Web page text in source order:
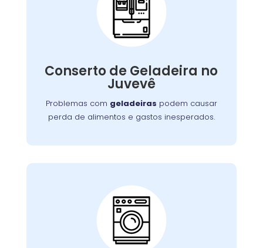
Conserto de Geladeira no
Juvevê
Problemas com geladeiras podem causar
perda de alimentos e gastos inesperados.
Conserto de
Galadeira:
Nossos especialistas estão prontos para
ou componentes elétricos, garantindo a
conservação adequada dos alimentos.
Conserto de Lava e
Seca: